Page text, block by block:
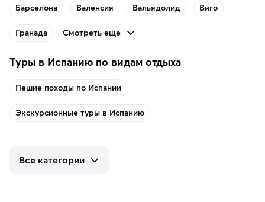
Барселона Валенсия Вальядолид Виго
Гранада Смотреть еще
Туры в Испанию по видам отдыха
Пешие походы по Испании
Экскурсионные туры в Испанию
Все категории